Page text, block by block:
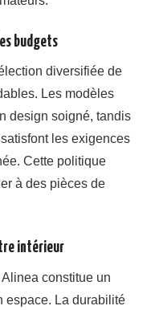
budgets
diversifiée de
Les modèles
design soigné, tandis
les exigences
Cette politique
à des pièces de
intérieur
constitue un
espace. La durabilité